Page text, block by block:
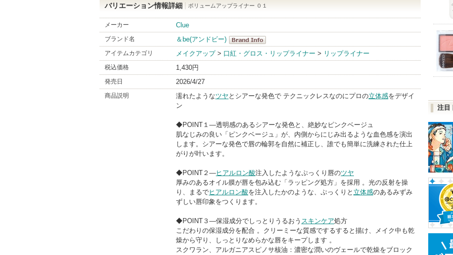
バリエーション情報詳細 ボリュームアップライナー ０１
メーカー Clue
ブランド名
＆be(アンドビー)
＆be(アンドビ
ー) BrandInfo
アイテムカテゴリ メイクアップ> 口紅・グロス・リップライナー > リップライナー
税込価格 1,430円
発売日 2026/4/27
商品説明 濡れたようなツヤ とシアーな発色で テクニックレスなのにプロの立体感をデザイ
ン
◆POINT１―透明感のあるシアーな発色と、絶妙なピンクベージュ
肌なじみの良い「ピンクベージュ」が、内側からにじみ出るような血色感を演出
します。シアーな発色で唇の輪郭を自然に補正し、誰でも簡単に洗練された仕上
がりが叶います。
◆POINT２―ヒアルロン酸注入したようなぷっくり唇のツヤ
厚みのあるオイル膜が唇を包み込む「ラッピング処方」を採用 。光の反射を操
り、まるでヒアルロン酸を注入したかのような、ぷっくりと 立体感のあるみずみ
ずしい唇印象をつくります。
◆POINT３―保湿成分でしっとりうるおう スキンケア処方
こだわりの保湿成分を配合 。クリーミーな質感でするすると描け、メイク中も乾
燥から守り、しっとりなめらかな唇をキープします 。
スクワラン、アルガニアスピノサ核油：濃密な潤いのヴェールで乾燥をブロック
注目